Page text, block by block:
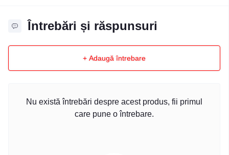
Întrebări și răspunsuri
+ Adaugă întrebare
Nu există întrebări despre acest produs, fii primul
care pune o întrebare.